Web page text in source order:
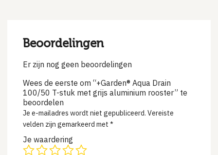
Beoordelingen
Er zijn nog geen beoordelingen
Wees de eerste om “+Garden® Aqua Drain
100/50 T-stuk met grijs aluminium rooster” te
beoordelen
Je e-mailadres wordt niet gepubliceerd. Vereiste
velden zijn gemarkeerd met *
Je waardering